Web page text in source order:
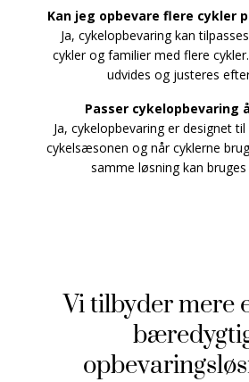
Kan jeg opbevare flere cykler
Ja, cykelopbevaring kan
cykler og familier med flere
udvides og justeres
Passer cykelopbevaring
Ja, cykelopbevaring er designet
cykelsæsonen og når cyklerne
samme løsning kan
Vi tilbyder mere